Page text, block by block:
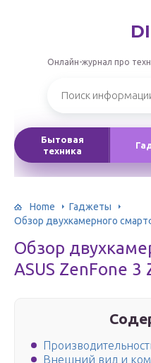
Онлайн-журнал про
Бытовая
техника
Home
Гаджеты
Обзор двухкамерного
Обзор
ASUS ZenFone 3
Внешний вид и